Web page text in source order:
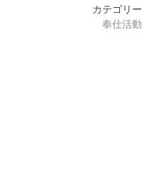
カテゴリー
奉仕活動